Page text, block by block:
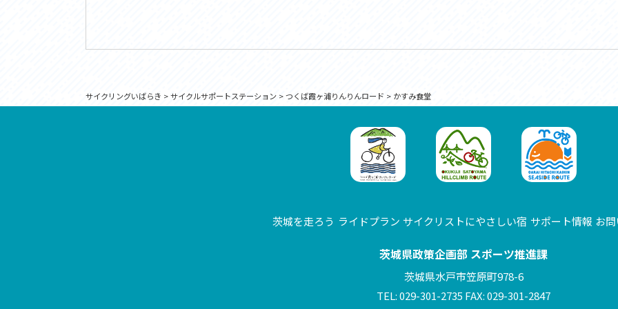
サイクリングいばらき >サイクルサポートステーション>つくば霞ヶ浦りんりんロード > かすみ食堂
茨城を走ろう ライドプラン サイクリストにやさしい宿 サポート情報 お
茨城県政策企画部 スポーツ推進課
茨城県水戸市笠原町978-6
TEL: 029-301-2735 FAX: 029-301-2847